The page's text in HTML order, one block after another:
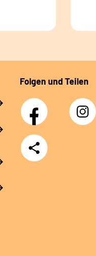
Folgen und Teilen
Facebook Instagram
Teilen